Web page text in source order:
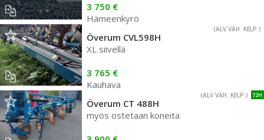
3 750 €
Hämeenkyrö
(ALV VÄH. KELP.)
Överum CVL598H
XL siivellä
3 765 €
Kauhava
72H
(ALV VÄH. KELP.)
Överum CT 488H
myös ostetaan koneita